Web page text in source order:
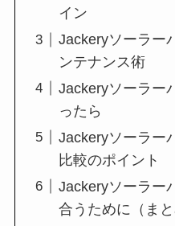
イン
Jackeryソーラー
ンテナンス術
Jackeryソーラー
ったら
Jackeryソーラー
比較のポイント
Jackeryソーラー
合うために（まと